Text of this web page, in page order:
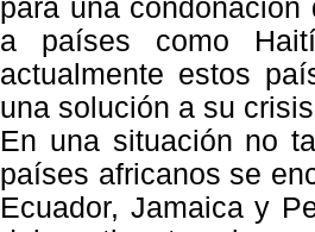
para una
a países como
actualmente estos
una solución a su
En una situación no
países africanos se
Ecuador, Jamaica y